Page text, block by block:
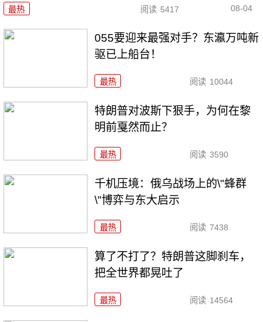
最热 阅读 5417 08-04
055要迎来最强对手？东瀛万吨新
驱已上船台！
最热 阅读 10044
特朗普对波斯下狠手，为何在黎
明前戛然而止？
最热 阅读 3590
千机压境：俄乌战场上的\"蜂群
\"博弈与东大启示
最热 阅读 7438
算了不打了？特朗普这脚刹车，
把全世界都晃吐了
最热 阅读 14564